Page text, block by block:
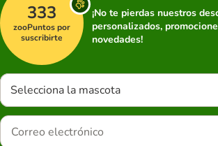
333
zooPuntos por
suscribirte
¡No te pierdas nuestros
personalizados,
novedades!
Selecciona la mascota